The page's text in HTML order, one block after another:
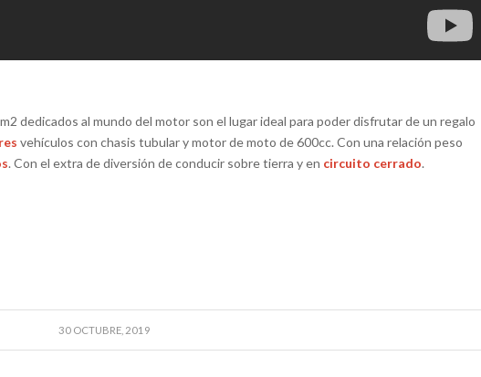
dedicados al mundo del motor son el lugar ideal para poder disfrutar de un regalo
vehículos con chasis tubular y motor de moto de 600cc. Con una relación peso
. Con el extra de diversión de conducir sobre tierra y en circuito cerrado.
30 OCTUBRE, 2019